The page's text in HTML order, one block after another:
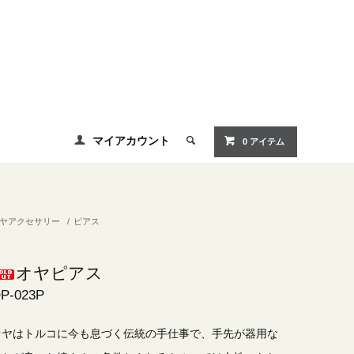
マイアカウント 0 アイテム
アクセサリー / ピアス
オヤピアス
023P
はトルコに今も息づく伝統の手仕事で、手先が器用な